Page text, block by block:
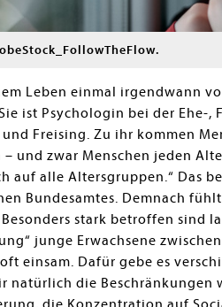
Leben einmal irgendwann
ist Psychologin bei der Ehe-,
Freising. Zu ihr kommen
und zwar Menschen jeden
auf alle Altersgruppen.“ Das
Bundesamtes. Demnach
stark betroffen sind
junge Erwachsene
einsam. Dafür gebe es
natürlich die Beschränkungen